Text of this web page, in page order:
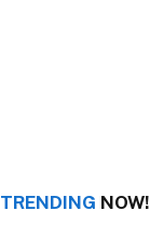
TRENDING NOW!